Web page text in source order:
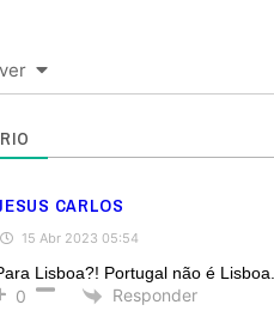
CARLOS
15 Abr 2023 05:54
Lisboa?! Portugal não é Lisboa.
0 Responder